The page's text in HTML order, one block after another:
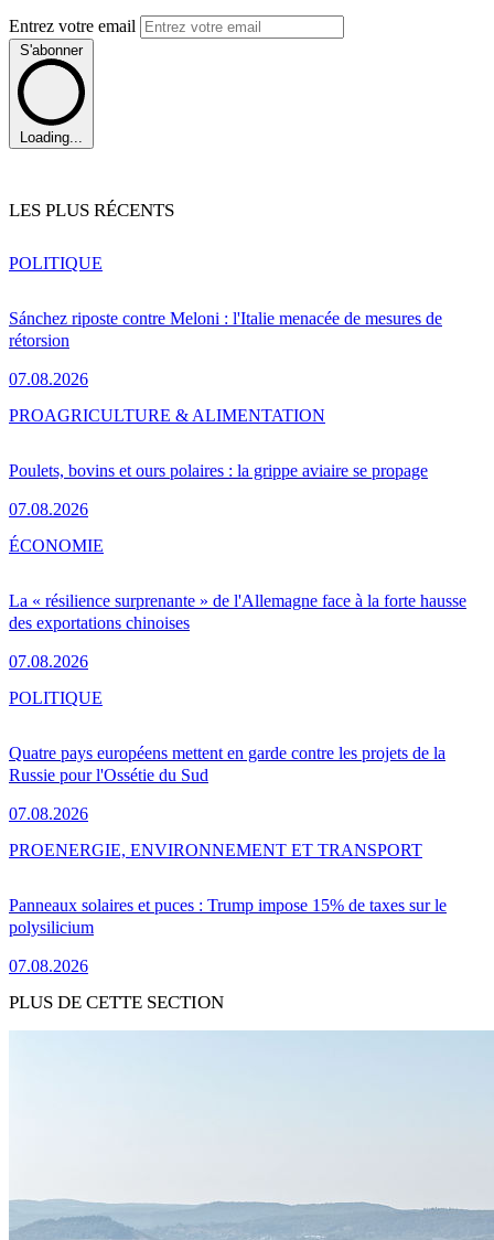
Entrez votre email
S'abonner
Loading...
LES PLUS RÉCENTS
Sánchez riposte contre Meloni : l'Italie menacée de mesures de
rétorsion
07.08.2026
POLITIQUE
Poulets, bovins et ours polaires : la grippe aviaire se propage
07.08.2026
PROAGRICULTURE & ALIMENTATION
La « résilience surprenante » de l'Allemagne face à la forte hausse
des exportations chinoises
07.08.2026
ÉCONOMIE
Quatre pays européens mettent en garde contre les projets de la
Russie pour l'Ossétie du Sud
07.08.2026
POLITIQUE
Panneaux solaires et puces : Trump impose 15% de taxes sur le
polysilicium
07.08.2026
PROENERGIE, ENVIRONNEMENT ET TRANSPORT
PLUS DE CETTE SECTION